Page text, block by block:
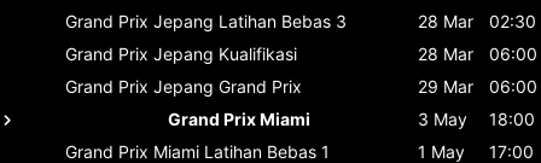
Grand Prix Jepang Latihan Bebas 3 28 Mar
02:30
Grand Prix Jepang Kualifikasi 28 Mar
06:00
Grand Prix Jepang Grand Prix 29 Mar
06:00
Grand Prix Miami
3 May
18:00
Grand Prix Miami Latihan Bebas 1 1 May
17:00